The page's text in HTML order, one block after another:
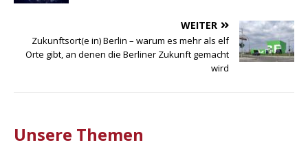
WEITER
Zukunftsort(e in) Berlin – warum es mehr als elf
Orte gibt, an denen die Berliner Zukunft gemacht
wird
Unsere Themen